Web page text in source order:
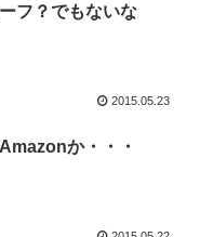
フ？でもないな
2015.05.23
か・・・